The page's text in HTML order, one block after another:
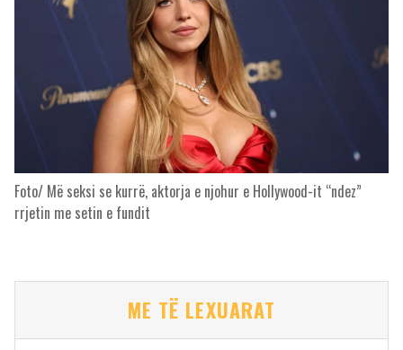
Foto/ Më seksi se kurrë, aktorja e njohur e Hollywood-it “ndez”
rrjetin me setin e fundit
ME TË LEXUARAT